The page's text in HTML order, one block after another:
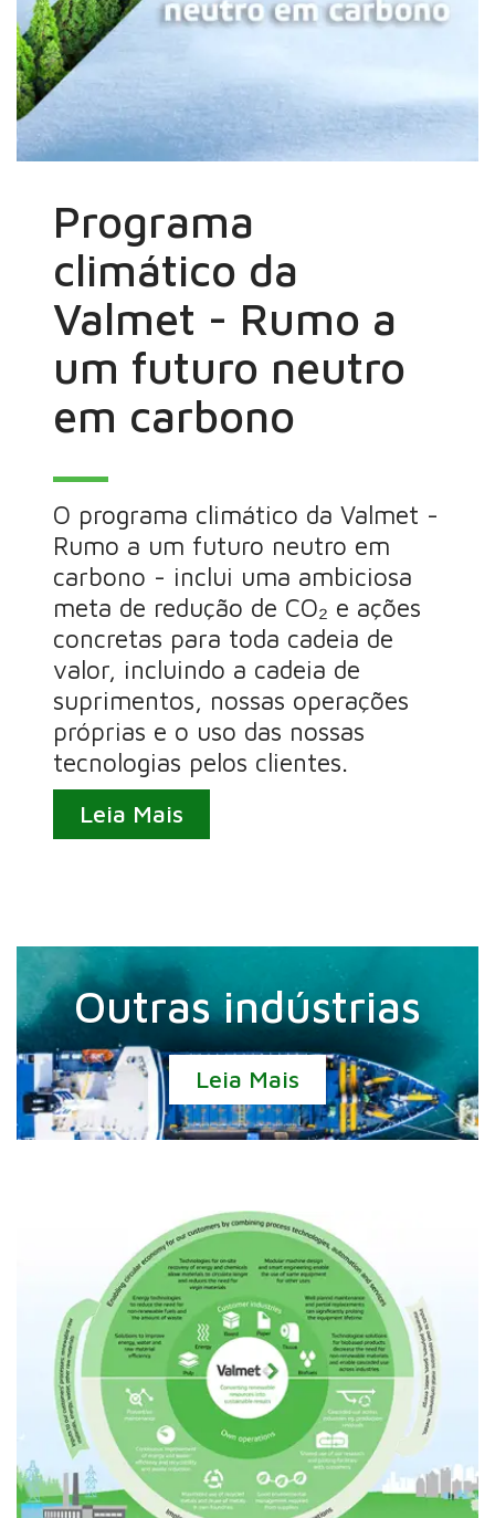
Programa
climático da
Valmet - Rumo a
um futuro neutro
em carbono
O programa climático da Valmet -
Rumo a um futuro neutro em
carbono - inclui uma ambiciosa
meta de redução de CO₂ e ações
concretas para toda cadeia de
valor, incluindo a cadeia de
suprimentos, nossas operações
próprias e o uso das nossas
tecnologias pelos clientes.
Leia Mais
Outras indústrias
Leia Mais